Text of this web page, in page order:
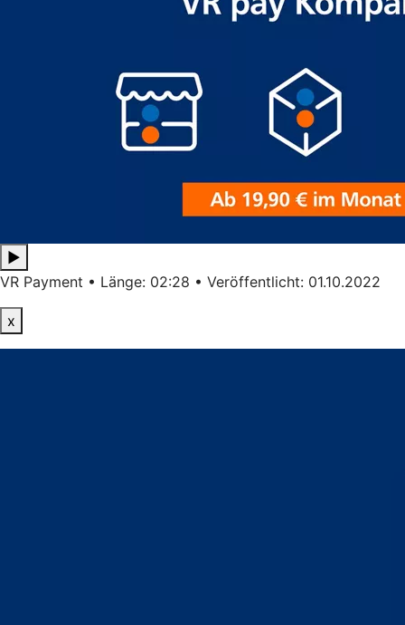
▶
VR Payment • Länge: 02:28 • Veröffentlicht: 01.10.2022
x